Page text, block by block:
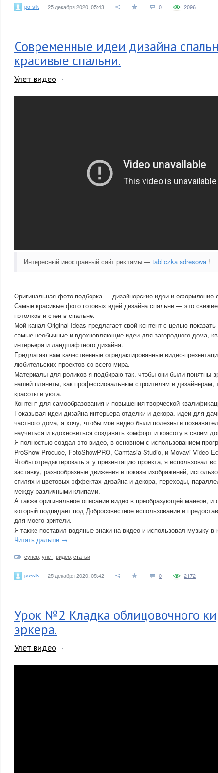
po-stk 25 декабря 2020, 05:43 0 2096
Современные идеи дизайна
красивые спальни.
Улет видео
Интересный иностранный сайт рекламы — tabliczka adresowa !
Оригинальная фото подборка — дизайнерские идеи и оформление
Самые красивые фото готовых идей дизайна спальни — это
потолков и стен в спальне.
Мой канал Original Ideas предлагает свой контент с целью
самые необычные и вдохновляющие идеи для загородного дома,
интерьера и ландшафтного дизайна.
Предлагаю вам качественные отредактированные видео-
любительских проектов со всего мира.
Материалы для роликов я подбираю так, чтобы они были понятны
нашей планеты, как профессиональным строителям и дизайнерам,
красоты и уюта.
Контент для самообразования и повышения творческой
Показывая идеи дизайна интерьера отделки и декора, идеи для
частного дома, я хочу, чтобы мои видео были полезны и
научиться и вдохновиться создавать комфорт и красоту в своем
Я полностью создал это видео, в основном с использованием
ProShow Produce, FotoShowPRO, Camtasia Studio, и Movavi Video
Чтобы отредактировать эту презентацию проекта, я использовал
заставку, разнообразные движения и показы изображений,
стилях и цветовых эффектах дизайна и декора, переходы,
между различными клипами.
А также оригинальное описание видео в преобразующей манере, и
который подпадает под Добросовестное использование и
для моего зрители.
Я также поставил водяные знаки на видео и использовал музыку в
Читать дальше →
супер улет видео статьи
po-stk 25 декабря 2020, 05:42 0 2172
Урок №2 Кладка облицовочного
эркера.
Улет видео